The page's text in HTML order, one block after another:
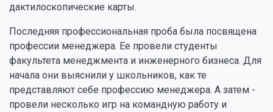
дактилоскопические карты.
Последняя профессиональная проба была посвящена
профессии менеджера. Ее провели студенты
факультета менеджмента и инженерного бизнеса. Для
начала они выяснили у школьников, как те
представляют себе профессию менеджера. А затем -
провели несколько игр на командную работу и